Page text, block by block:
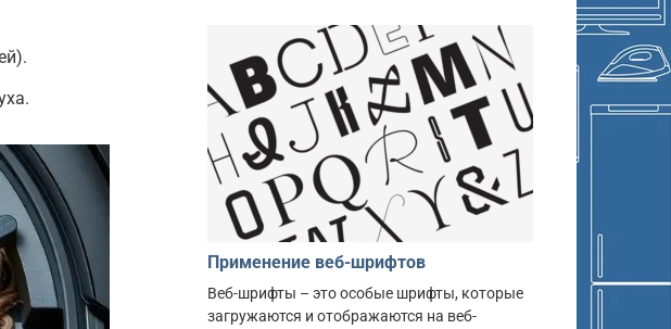
Применение веб-шрифтов
Веб-шрифты – это особые шрифты, которые
загружаются и отображаются на веб-